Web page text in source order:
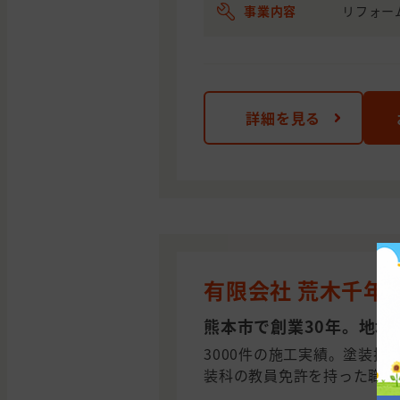
事業内容 リフォ
詳細を見る
有限会社 荒木千年
熊本市で創業30年。地域
3000件の施工実績。塗装技
装科の教員免許を持った職